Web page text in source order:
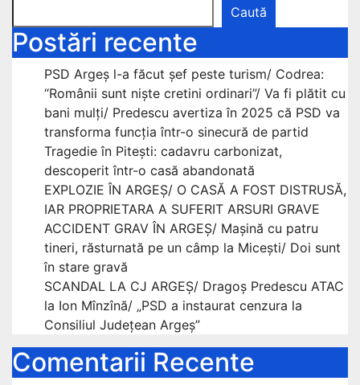
Caută
Postări recente
PSD Argeș l-a făcut șef peste turism/ Codrea:
“Românii sunt niște cretini ordinari”/ Va fi plătit cu
bani mulți/ Predescu avertiza în 2025 că PSD va
transforma funcția într-o sinecură de partid
Tragedie în Pitești: cadavru carbonizat,
descoperit într-o casă abandonată
EXPLOZIE ÎN ARGEȘ/ O CASĂ A FOST DISTRUSĂ,
IAR PROPRIETARA A SUFERIT ARSURI GRAVE
ACCIDENT GRAV ÎN ARGEȘ/ Mașină cu patru
tineri, răsturnată pe un câmp la Micești/ Doi sunt
în stare gravă
SCANDAL LA CJ ARGEȘ/ Dragoș Predescu ATAC
la Ion Mînzînă/ „PSD a instaurat cenzura la
Consiliul Județean Argeș”
Comentarii Recente